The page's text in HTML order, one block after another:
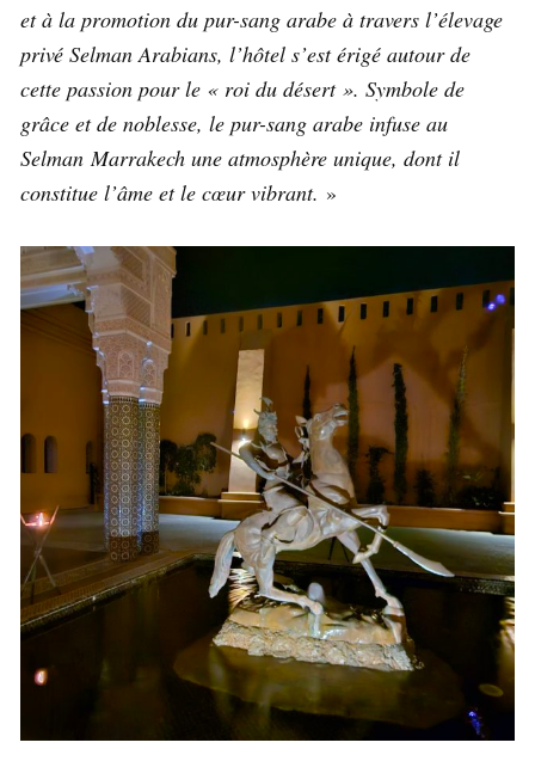
et à la promotion du pur-sang arabe à travers l’élevage
privé Selman Arabians, l’hôtel s’est érigé autour de
cette passion pour le « roi du désert ». Symbole de
grâce et de noblesse, le pur-sang arabe infuse au
Selman Marrakech une atmosphère unique, dont il
constitue l’âme et le cœur vibrant. »